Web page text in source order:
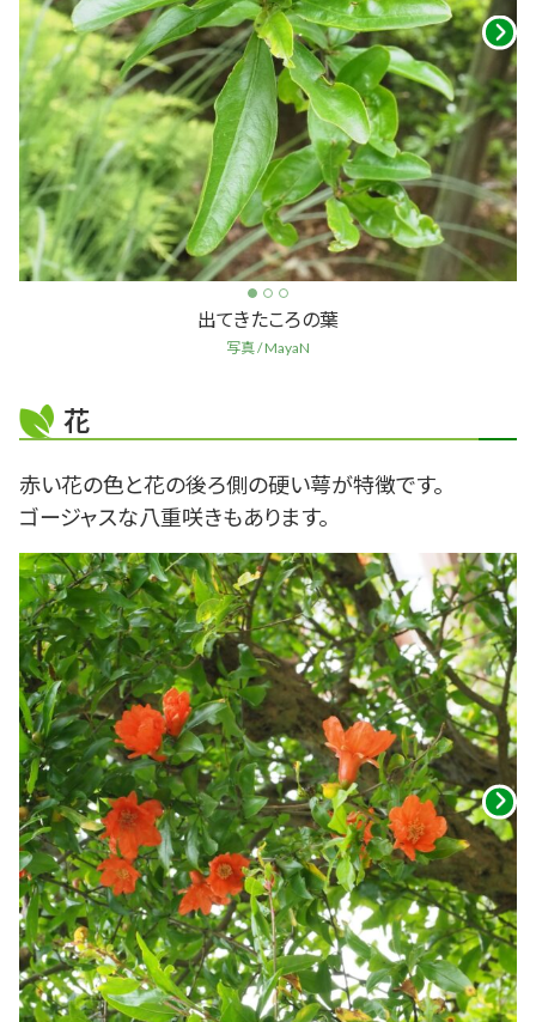
出てきたころの葉
写真 / MayaN
花
赤い花の色と花の後ろ側の硬い萼が特徴です。
ゴージャスな八重咲きもあります。